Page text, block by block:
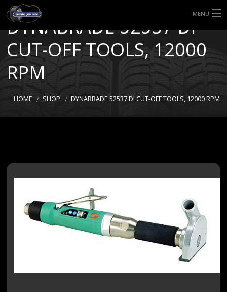
MENU
TIPI DI GOMME
DYNABRADE 52537 DI
CUT-OFF TOOLS, 12000
RPM
HOME SHOP DYNABRADE 52537 DI CUT-OFF TOOLS, 12000 RPM